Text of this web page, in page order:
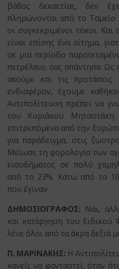
βάθος δεκαετίας, δεν
πληρώνονται από το Ταμείο
οι συγκεκριμένοι τόκοι. Και
είναι επίσης ένα αίτημα,
σε μια περίοδο
πετρέλαιο, σας απάντησα. Ως
ακούμε και τις προτάσεις
ενδιαφέρον, έχουμε
Αντιπολίτευση πρέπει να
του Κυριάκου
επιτρεπόμενα από την
για παράδειγμα, στις
Μείωσε τη φορολογία των
εισοδήματος σε πολύ
από το 23%. Κάτω από το
που έγιναν.
ΔΗΜΟΣΙΟΓΡΑΦΟΣ: Ναι,
και κατάργηση του
λένε όλοι από τα άκρα δεξιά
Π. ΜΑΡΙΝΑΚΗΣ: Η
κανείς να φανταστεί, όταν